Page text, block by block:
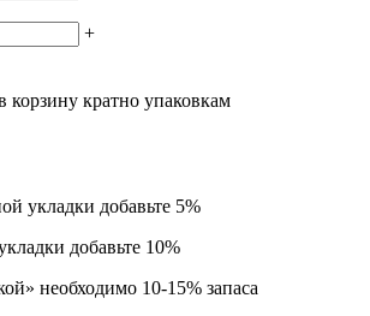
+
корзину кратно упаковкам
укладки добавьте 5%
добавьте 10%
необходимо 10-15% запаса